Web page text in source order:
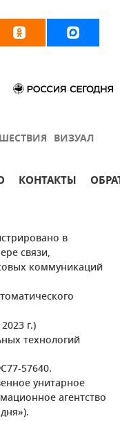
ВИЗУАЛ
КОНТАКТЫ
в
связи,
коммуникаций
г.)
технологий
57640.
унитарное
агентство